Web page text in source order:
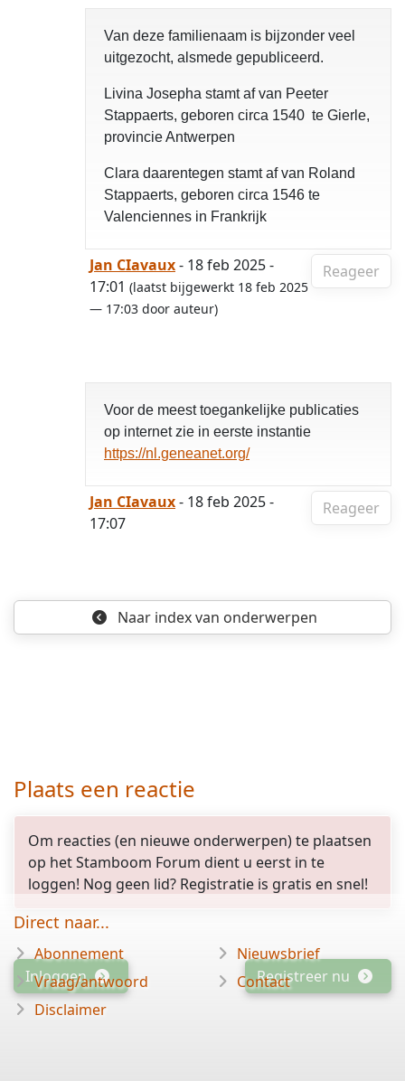
Van deze familienaam is bijzonder veel
uitgezocht, alsmede gepubliceerd.
Livina Josepha stamt af van Peeter
Stappaerts, geboren circa 1540 te Gierle,
provincie Antwerpen
Clara daarentegen stamt af van Roland
Stappaerts, geboren circa 1546 te
Valenciennes in Frankrijk
Reageer
Jan CIavaux- 18 feb 2025 -
17:01 (laatst bijgewerkt 18 feb 2025
— 17:03 door auteur)
Voor de meest toegankelijke publicaties
op internet zie in eerste instantie
https://nl.geneanet.org/
Reageer
Jan CIavaux- 18 feb 2025 -
17:07
Naar indexvan onderwerpen
Plaats een reactie
Om reacties (en nieuwe onderwerpen) te plaatsen
op het Stamboom Forum dient u eerst in te
loggen! Nog geen lid? Registratie is gratis en snel!
Inloggen Registreer nu
Direct naar...
Abonnement
Vraag/antwoord
Disclaimer
Nieuwsbrief
Contact